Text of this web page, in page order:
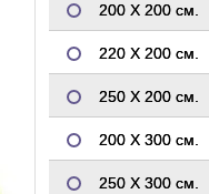
200 Х 200 см.
220 Х 200 см.
250 Х 200 см.
200 Х 300 см.
250 Х 300 см.